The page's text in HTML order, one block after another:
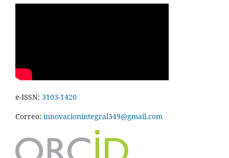
e-ISSN: 3103-1420
Correo: innovacionintegral349@gmail.com